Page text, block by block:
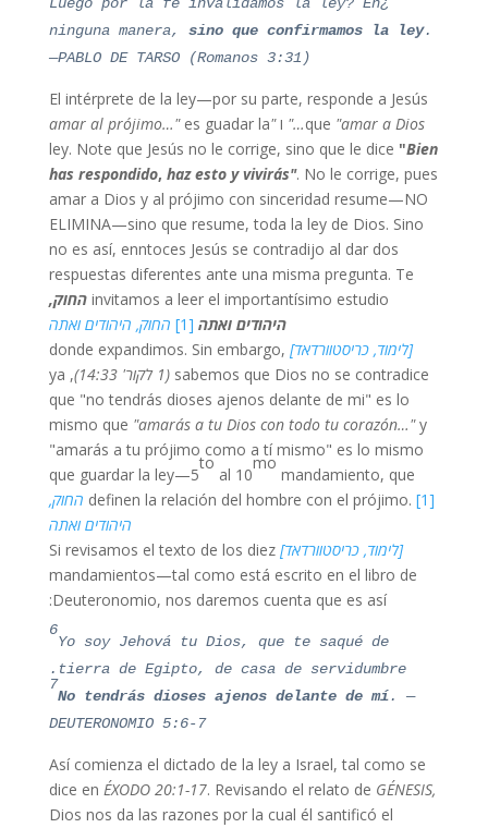
ninguna manera, sino que confirmamos la ley.
—PABLO DE TARSO (Romanos 3:31)
El intérprete de la ley—por su parte, responde a Jesús
que "amar a Dios…" ו"amar al prójimo…"
es guadar la
ley. Note que Jesús no le corrige, sino que le dice "Bien
has respondido, haz esto y vivirás". No le corrige, pues
amar a Dios y al prójimo con sinceridad resume—NO
ELIMINA—sino que resume, toda la ley de Dios. Sino
no es así, enntoces Jesús se contradijo al dar dos
respuestas diferentes ante una misma pregunta. Te
invitamos a leer el importantísimo estudio החוק,
היהודים ואתה [1]
החוק, היהודים ואתה
[לימוד, כריסטוורדאד] donde expandimos. Sin embargo,
sabemos que Dios no se contradice (1 לקור' 14:33)
, ya
que "no tendrás dioses ajenos delante de mi" es lo
mismo que "amarás a tu Dios con todo tu corazón…"y
"amarás a tu prójimo como a tí mismo" es lo mismo
que guardar la ley—5
to
al 10
mo
mandamiento, que
definen la relación del hombre con el prójimo. [1]
החוק,
היהודים ואתה
[לימוד, כריסטוורדאד] Si revisamos el texto de los diez
mandamientos—tal como está escrito en el libro de
Deuteronomio, nos daremos cuenta que es así:
6
Yo soy Jehová tu Dios, que te saqué de
tierra de Egipto, de casa de servidumbre.
7
No tendrás dioses ajenos delante de mí. —
DEUTERONOMIO 5:6-7
Así comienza el dictado de la ley a Israel, tal como se
dice en ÉXODO 20:1-17. Revisando el relato de GÉNESIS,
Dios nos da las razones por la cual él santificó el